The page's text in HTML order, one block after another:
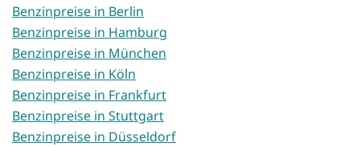
Benzinpreise in Berlin
Benzinpreise in Hamburg
Benzinpreise in München
Benzinpreise in Köln
Benzinpreise in Frankfurt
Benzinpreise in Stuttgart
Benzinpreise in Düsseldorf